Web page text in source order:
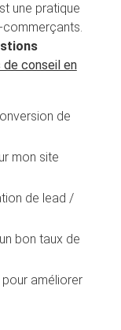
une pratique
commerçants.
de conseil en
de
mon site
de lead /
bon taux de
améliorer